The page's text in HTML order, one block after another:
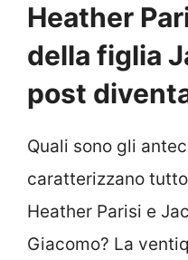
Heather
della figlia
post
Quali sono gli
caratterizzano
Heather Parisi e
Giacomo? La